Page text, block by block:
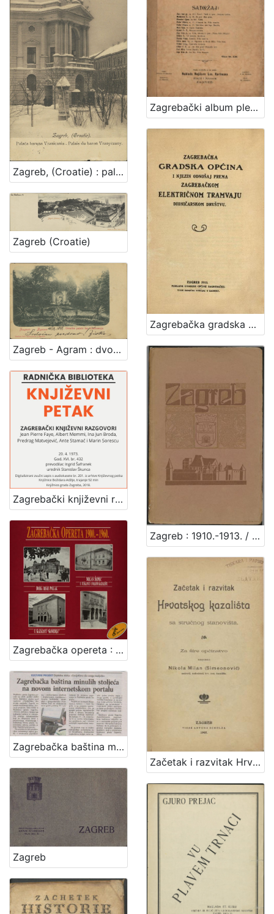
Zagreb, (Croatie) : palača baruna Vranicania - palais du baron Vranyczany
Zagreb (Croatie)
Zagreb - Agram : dvorište palače bar. Vraniczanya
Zagrebački književni razgovori : Književni petak, dvorana u Novinarskom domu, 20. 4. 1973., br. 432 / Jean Pierre Faye ... [et al.] ; prevodilac Ingrid Šafranek ; urednik Stanislav Škunca
Zagrebački album plesova : za glasovir
Zagrebačka opereta : 1900.-1960. : ulomci
Zagrebačka gradska općina i njezin odnošaj prema Zagrebačkom električnom tramvaju dioničarskom društvu
Zagrebačka baština minulih stoljeća na novom internetskom portalu
Zagreb : 1910.-1913. / [napisao Vjekoslav Klaić]
Zagreb
Začetak i razvitak Hrvatskog kazališta sa stručnog stanovišta : za šire općinstvo / napisao Nikola Milan (Simeonović)